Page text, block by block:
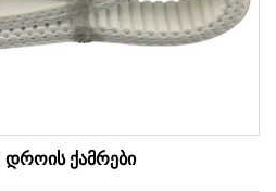
დროის ქამრები